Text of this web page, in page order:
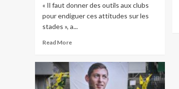
« Il faut donner des outils aux clubs
pour endiguer ces attitudes sur les
stades », a...
Read More